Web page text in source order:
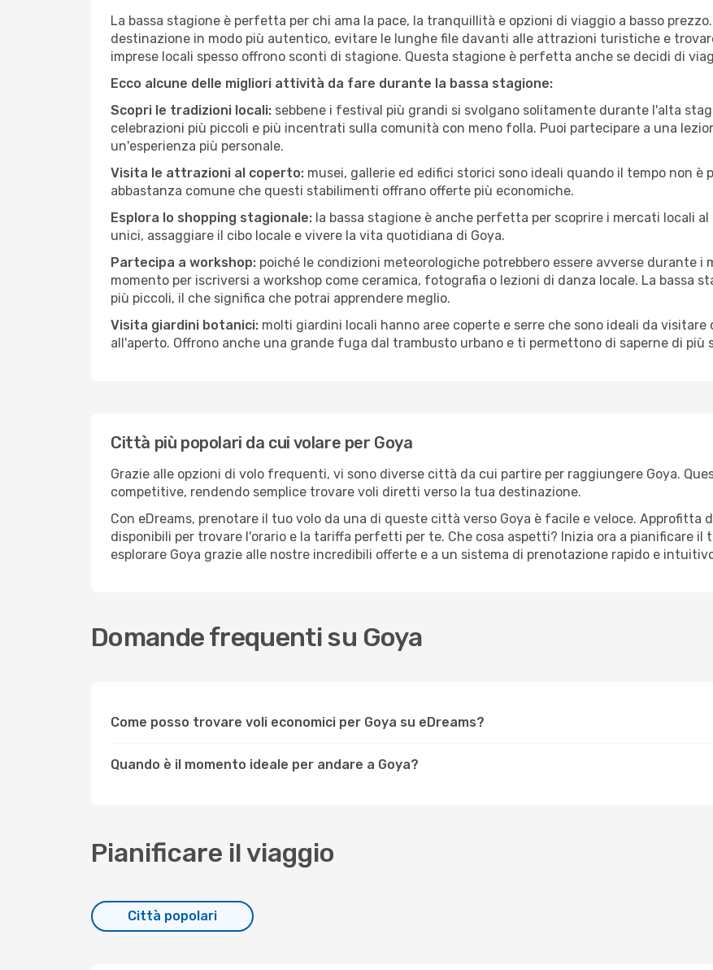
La bassa stagione è perfetta per chi ama la pace, la tranquillità e opzioni di viaggio a basso
destinazione in modo più autentico, evitare le lunghe file davanti alle attrazioni turistiche e
imprese locali spesso offrono sconti di stagione. Questa stagione è perfetta anche se decidi di
Ecco alcune delle migliori attività da fare durante la bassa stagione:
Scopri le tradizioni locali: sebbene i festival più grandi si svolgano solitamente durante l'alta
celebrazioni più piccoli e più incentrati sulla comunità con meno folla. Puoi partecipare a una
un'esperienza più personale.
Visita le attrazioni al coperto: musei, gallerie ed edifici storici sono ideali quando il tempo non
abbastanza comune che questi stabilimenti offrano offerte più economiche.
Esplora lo shopping stagionale: la bassa stagione è anche perfetta per scoprire i mercati locali
unici, assaggiare il cibo locale e vivere la vita quotidiana di Goya.
Partecipa a workshop: poiché le condizioni meteorologiche potrebbero essere avverse durante i
momento per iscriversi a workshop come ceramica, fotografia o lezioni di danza locale. La bassa
più piccoli, il che significa che potrai apprendere meglio.
Visita giardini botanici: molti giardini locali hanno aree coperte e serre che sono ideali da
all'aperto. Offrono anche una grande fuga dal trambusto urbano e ti permettono di saperne di più
Città più popolari da cui volare per Goya
Grazie alle opzioni di volo frequenti, vi sono diverse città da cui partire per raggiungere Goya.
competitive, rendendo semplice trovare voli diretti verso la tua destinazione.
Con eDreams, prenotare il tuo volo da una di queste città verso Goya è facile e veloce. Approfitta
disponibili per trovare l'orario e la tariffa perfetti per te. Che cosa aspetti? Inizia ora a pianificare il
esplorare Goya grazie alle nostre incredibili offerte e a un sistema di prenotazione rapido e
Domande frequenti su Goya
Come posso trovare voli economici per Goya su eDreams?
Quando è il momento ideale per andare a Goya?
Pianificare il viaggio
Città popolari